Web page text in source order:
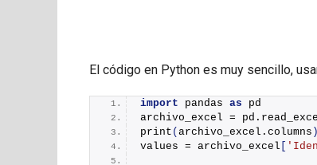
El código en Python es muy sencillo,
import pandas as pd
archivo_excel = pd.
print ( archivo_excel.columns )
values = archivo_excel